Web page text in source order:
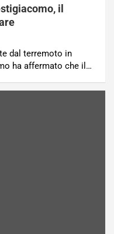
il
dal terremoto in
ha affermato che il…